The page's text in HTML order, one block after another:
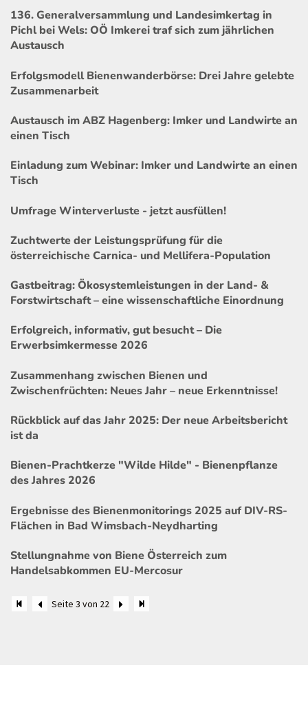
136. Generalversammlung und Landesimkertag in
Pichl bei Wels: OÖ Imkerei traf sich zum jährlichen
Austausch
Erfolgsmodell Bienenwanderbörse: Drei Jahre gelebte
Zusammenarbeit
Austausch im ABZ Hagenberg: Imker und Landwirte an
einen Tisch
Einladung zum Webinar: Imker und Landwirte an einen
Tisch
Umfrage Winterverluste - jetzt ausfüllen!
Zuchtwerte der Leistungsprüfung für die
österreichische Carnica- und Mellifera-Population
Gastbeitrag: Ökosystemleistungen in der Land- &
Forstwirtschaft – eine wissenschaftliche Einordnung
Erfolgreich, informativ, gut besucht – Die
Erwerbsimkermesse 2026
Zusammenhang zwischen Bienen und
Zwischenfrüchten: Neues Jahr – neue Erkenntnisse!
Rückblick auf das Jahr 2025: Der neue Arbeitsbericht
ist da
Bienen-Prachtkerze "Wilde Hilde" - Bienenpflanze
des Jahres 2026
Ergebnisse des Bienenmonitorings 2025 auf DIV-RS-
Flächen in Bad Wimsbach-Neydharting
Stellungnahme von Biene Österreich zum
Handelsabkommen EU-Mercosur
Seite 3 von 22